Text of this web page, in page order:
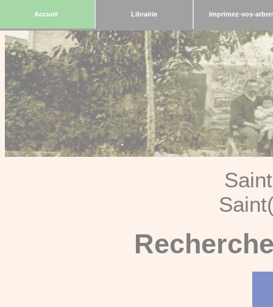
Accueil Librairie Imprimez-vos-